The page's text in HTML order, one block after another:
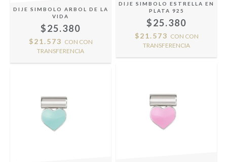
DIJE SIMBOLO ARBOL DE LA
VIDA
$25.380
$21.573 CON CON
TRANSFERENCIA
DIJE SIMBOLO ESTRELLA EN
PLATA 925
$25.380
$21.573 CON CON
TRANSFERENCIA